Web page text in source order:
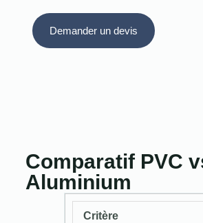
Demander un devis
Comparatif PVC
Aluminium